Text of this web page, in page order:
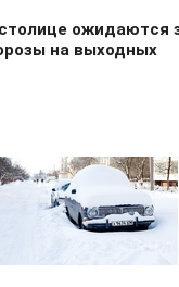
ожидаются
на выходных